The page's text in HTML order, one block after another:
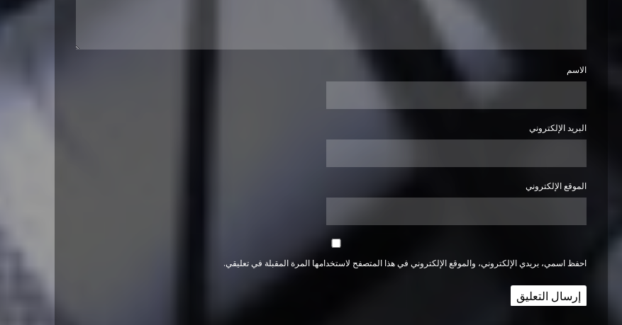
الاسم
البريد الإلكتروني
الموقع الإلكتروني
احفظ اسمي، بريدي الإلكتروني، والموقع الإلكتروني في هذا المتصفح لاستخدامها المرة المقبلة في تعليقي.